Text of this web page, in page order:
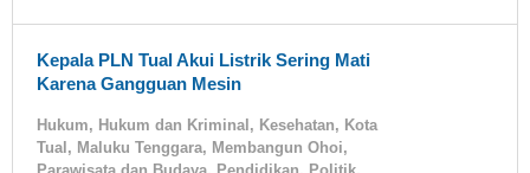
Kepala PLN Tual Akui Listrik Sering Mati
Karena Gangguan Mesin
Hukum, Hukum dan Kriminal , Kesehatan, Kota
Tual , Maluku Tenggara, Membangun Ohoi,